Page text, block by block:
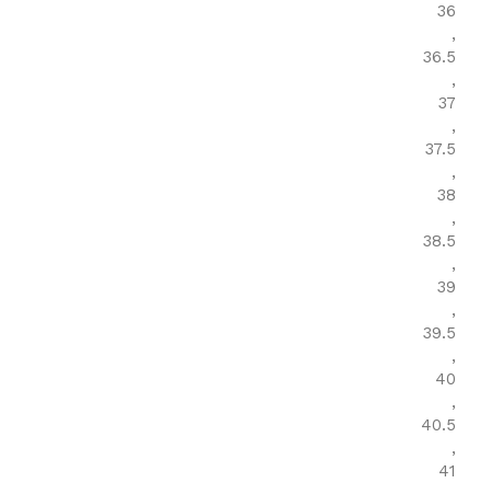
36
,
36.5
,
37
,
37.5
,
38
,
38.5
,
39
,
39.5
,
40
,
40.5
,
41